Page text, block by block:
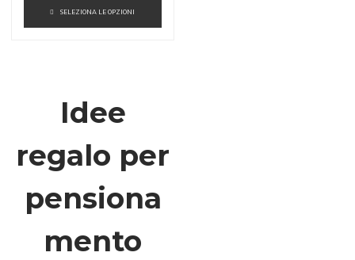
SELEZIONA LE OPZIONI
Idee
regalo per
pensiona
mento